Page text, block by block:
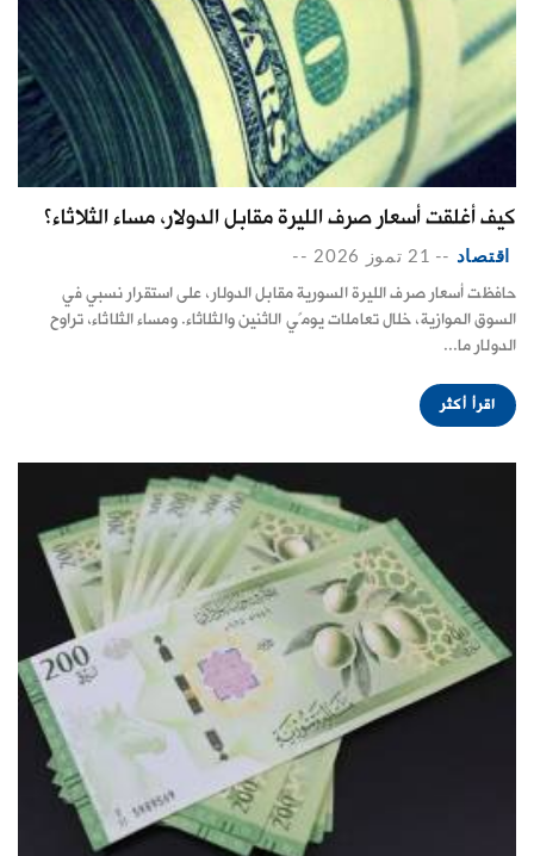
كيف أغلقت أسعار صرف الليرة مقابل الدولار، مساء الثلاثاء؟
اقتصاد -- 21 تموز 2026 --
حافظت أسعار صرف الليرة السورية مقابل الدولار، على استقرار نسبي في
السوق الموازية، خلال تعاملات يومًي الاثنين والثلاثاء. ومساء الثلاثاء، تراوح
الدولار ما...
اقرأ أكثر